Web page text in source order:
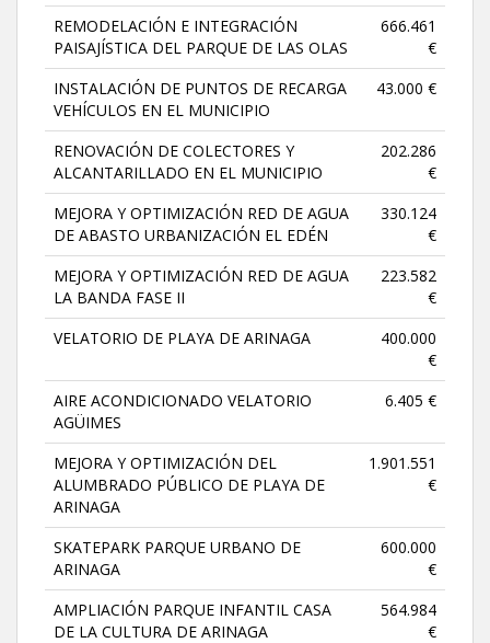
REMODELACIÓN E INTEGRACIÓN
PAISAJÍSTICA DEL PARQUE DE LAS OLAS
666.461
€
INSTALACIÓN DE PUNTOS DE RECARGA
VEHÍCULOS EN EL MUNICIPIO
43.000 €
RENOVACIÓN DE COLECTORES Y
ALCANTARILLADO EN EL MUNICIPIO
202.286
€
MEJORA Y OPTIMIZACIÓN RED DE AGUA
DE ABASTO URBANIZACIÓN EL EDÉN
330.124
€
MEJORA Y OPTIMIZACIÓN RED DE AGUA
LA BANDA FASE II
223.582
€
VELATORIO DE PLAYA DE ARINAGA
400.000
€
AIRE ACONDICIONADO VELATORIO
AGÜIMES
6.405 €
MEJORA Y OPTIMIZACIÓN DEL
ALUMBRADO PÚBLICO DE PLAYA DE
ARINAGA
1.901.551
€
SKATEPARK PARQUE URBANO DE
ARINAGA
600.000
€
AMPLIACIÓN PARQUE INFANTIL CASA
DE LA CULTURA DE ARINAGA
564.984
€